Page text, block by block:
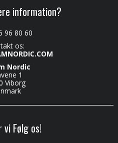
information?
96 80 60
os:
Nordic
1
Viborg
vi Følg os!